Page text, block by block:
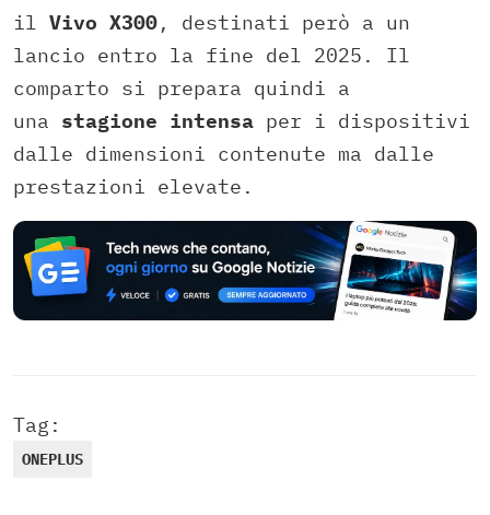
il Vivo X300, destinati però a un
lancio entro la fine del 2025. Il
comparto si prepara quindi a
una stagione intensa per i dispositivi
dalle dimensioni contenute ma dalle
prestazioni elevate.
Tag:
ONEPLUS